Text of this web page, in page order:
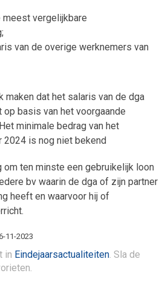
vergelijkbare
van de overige werknemers van
maken dat het salaris van de dga
op basis van het voorgaande
minimale bedrag van het
2024 is nog niet bekend
om ten minste een gebruikelijk loon
bv waarin de dga of zijn partner
heeft en waarvoor hij of
11-2023
in Eindejaarsactualiteiten . Sla de